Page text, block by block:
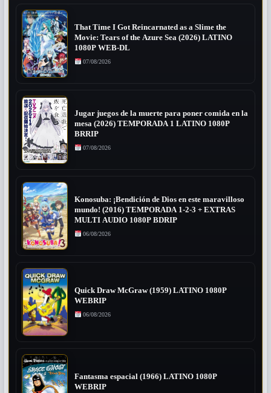
That Time I Got Reincarnated as a Slime the
Movie: Tears of the Azure Sea (2026) LATINO
1080P WEB-DL
07/08/2026
Jugar juegos de la muerte para poner comida en la
mesa (2026) TEMPORADA 1 LATINO 1080P
BRRIP
07/08/2026
Konosuba: ¡Bendición de Dios en este maravilloso
mundo! (2016) TEMPORADA 1-2-3 + EXTRAS
MULTI AUDIO 1080P BDRIP
06/08/2026
Quick Draw McGraw (1959) LATINO 1080P
WEBRIP
06/08/2026
Fantasma espacial (1966) LATINO 1080P
WEBRIP